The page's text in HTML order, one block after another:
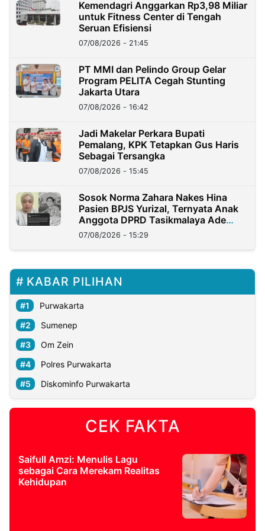
Kemendagri Anggarkan Rp3,98 Miliar
untuk Fitness Center di Tengah
Seruan Efisiensi
07/08/2026 - 21:45
PT MMI dan Pelindo Group Gelar
Program PELITA Cegah Stunting
Jakarta Utara
07/08/2026 - 16:42
Jadi Makelar Perkara Bupati
Pemalang, KPK Tetapkan Gus Haris
Sebagai Tersangka
07/08/2026 - 15:45
Sosok Norma Zahara Nakes Hina
Pasien BPJS Yurizal, Ternyata Anak
Anggota DPRD Tasikmalaya Ade
Lukman
07/08/2026 - 15:29
KABAR PILIHAN
Purwakarta
Sumenep
Om Zein
Polres Purwakarta
Diskominfo Purwakarta
CEK FAKTA
Saifull Amzi: Menulis Lagu
sebagai Cara Merekam Realitas
Kehidupan